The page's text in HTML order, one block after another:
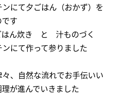
にて夕ごはん（おかず）を
す
ん炊き と 汁ものづく
にて作って参りました
、自然な流れでお手伝いい
が進んでいきました